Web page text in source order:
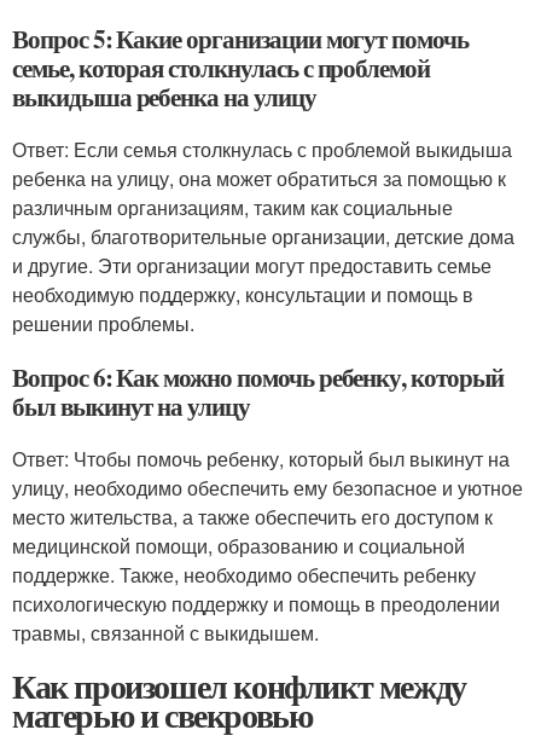
Вопрос 5: Какие организации могут помочь
семье, которая столкнулась с проблемой
выкидыша ребенка на улицу
Ответ: Если семья столкнулась с проблемой выкидыша
ребенка на улицу, она может обратиться за помощью к
различным организациям, таким как социальные
службы, благотворительные организации, детские дома
и другие. Эти организации могут предоставить семье
необходимую поддержку, консультации и помощь в
решении проблемы.
Вопрос 6: Как можно помочь ребенку, который
был выкинут на улицу
Ответ: Чтобы помочь ребенку, который был выкинут на
улицу, необходимо обеспечить ему безопасное и уютное
место жительства, а также обеспечить его доступом к
медицинской помощи, образованию и социальной
поддержке. Также, необходимо обеспечить ребенку
психологическую поддержку и помощь в преодолении
травмы, связанной с выкидышем.
Как произошел конфликт между
матерью и свекровью